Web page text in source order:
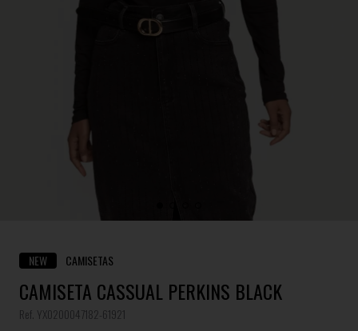
NEW CAMISETAS
CAMISETA CASSUAL PERKINS BLACK
Ref. YX0200047182-61921